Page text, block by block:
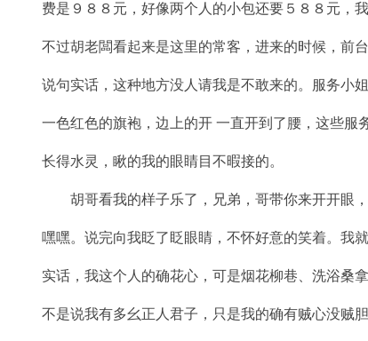
费是９８８元，好像两个人的小包还要５８８元，
不过胡老闆看起来是这里的常客，进来的时候，前
说句实话，这种地方没人请我是不敢来的。服务小
一色红色的旗袍，边上的开 一直开到了腰，这些服
长得水灵，瞅的我的眼睛目不暇接的。
胡哥看我的样子乐了，兄弟，哥带你来开开眼，
嘿嘿。说完向我眨了眨眼睛，不怀好意的笑着。我
实话，我这个人的确花心，可是烟花柳巷、洗浴桑
不是说我有多幺正人君子，只是我的确有贼心没贼